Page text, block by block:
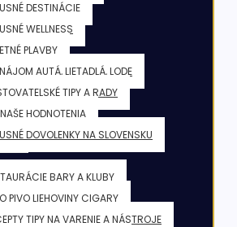
DESTINÁCIE
WELLNESS
PLAVBY
AUTÁ, LIETADLÁ, LODE
TIPY A RADY
HODNOTENIA
DOVOLENKY NA SLOVENSKU
BARY A KLUBY
PIVO LIEHOVINY CIGARY
TIPY NA VARENIE A NÁSTROJE